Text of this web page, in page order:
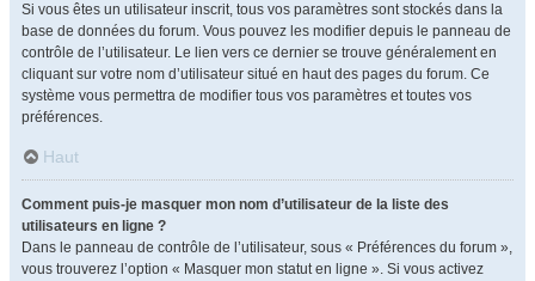
Si vous êtes un utilisateur inscrit, tous vos paramètres sont stockés dans la
base de données du forum. Vous pouvez les modifier depuis le panneau de
contrôle de l’utilisateur. Le lien vers ce dernier se trouve généralement en
cliquant sur votre nom d’utilisateur situé en haut des pages du forum. Ce
système vous permettra de modifier tous vos paramètres et toutes vos
préférences.
Haut
Comment puis-je masquer mon nom d’utilisateur de la liste des
utilisateurs en ligne ?
Dans le panneau de contrôle de l’utilisateur, sous « Préférences du forum »,
vous trouverez l’option « Masquer mon statut en ligne ». Si vous activez